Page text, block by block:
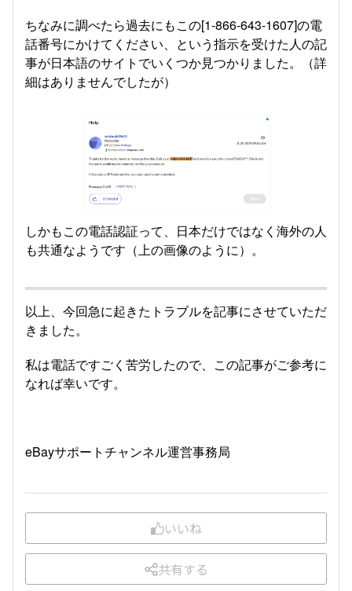
ちなみに調べたら過去にもこの[1-866-643-1607]の電
話番号にかけてください、という指示を受けた人の記
事が日本語のサイトでいくつか見つかりました。（詳
細はありませんでしたが）
しかもこの電話認証って、日本だけではなく海外の人
も共通なようです（上の画像のように）。
以上、今回急に起きたトラブルを記事にさせていただ
きました。
私は電話ですごく苦労したので、この記事がご参考に
なれば幸いです。
eBayサポートチャンネル運営事務局
いいね
共有する